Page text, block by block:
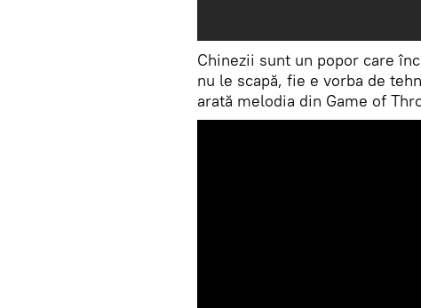
Chinezii sunt un popor care
nu le scapă, fie e vorba de
arată melodia din Game of